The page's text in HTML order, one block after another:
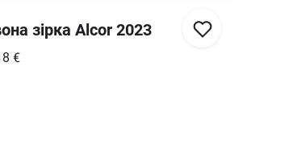
зірка Alcor 2023
€